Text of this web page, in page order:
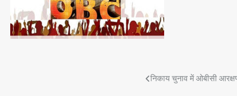
निकाय चुनाव में ओबीसी